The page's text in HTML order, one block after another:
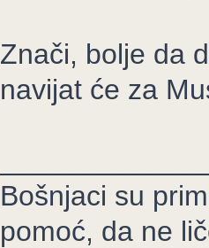
Znači, bolje da
navijat će za
Bošnjaci su
pomoć, da ne